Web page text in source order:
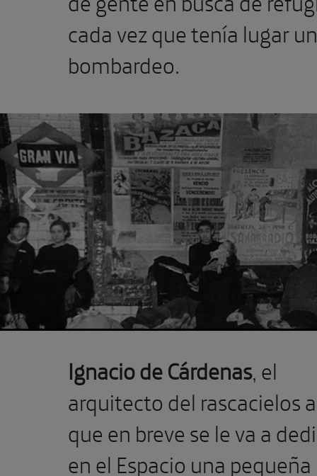
cada vez que tenía lugar un
bombardeo.
Previous
Ignacio de Cárdenas, el
arquitecto del rascacielos
que en breve se le va a
en el Espacio una pequeña